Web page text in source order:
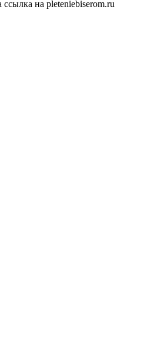
на pleteniebiserom.ru